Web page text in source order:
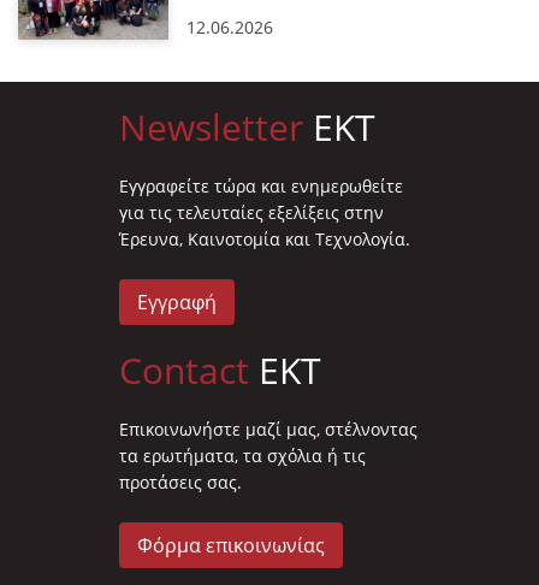
12.06.2026
Newsletter EKT
Eγγραφείτε τώρα και ενημερωθείτε
για τις τελευταίες εξελίξεις στην
Έρευνα, Καινοτομία και Τεχνολογία.
Εγγραφή
Contact EKT
Επικοινωνήστε μαζί μας, στέλνοντας
τα ερωτήματα, τα σχόλια ή τις
προτάσεις σας.
Φόρμα επικοινωνίας